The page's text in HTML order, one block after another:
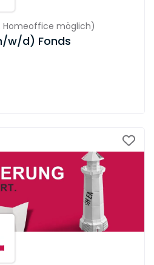
Homeoffice möglich)
w/d) Fonds